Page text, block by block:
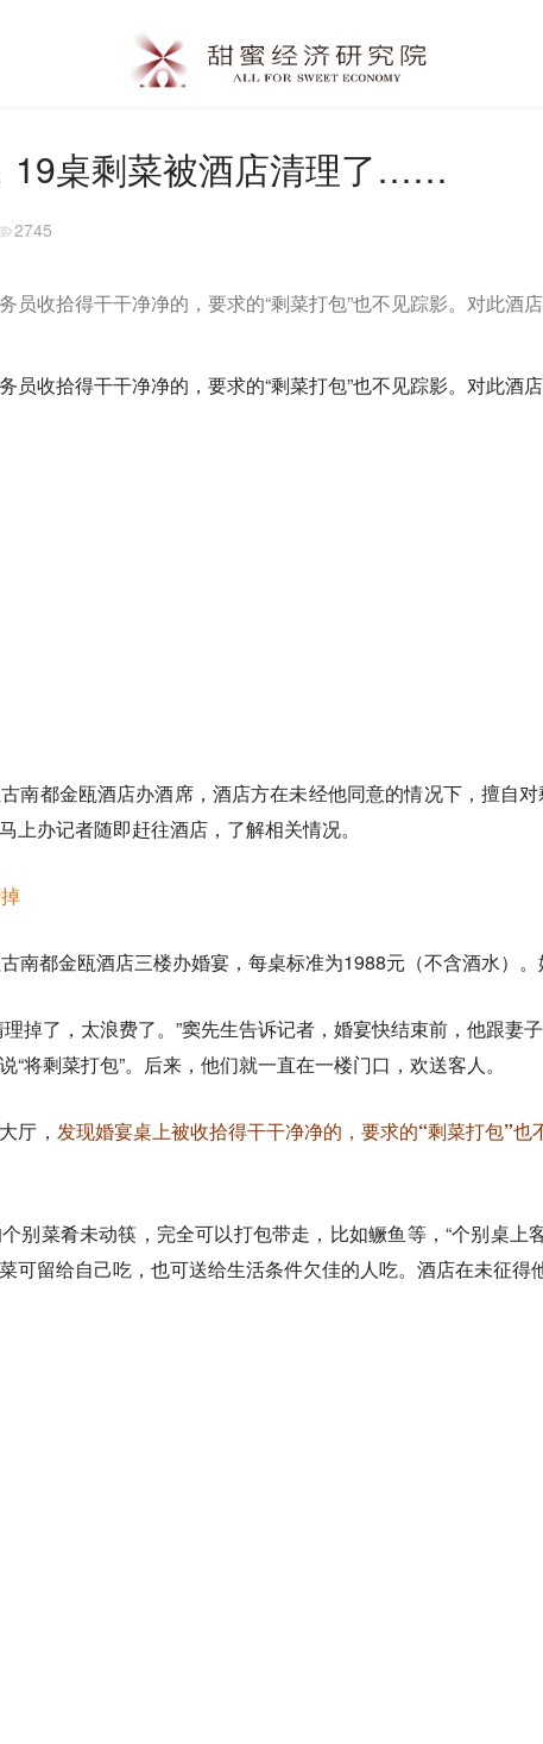
19桌剩菜被酒店清理了……
2745
员收拾得干干净净的，要求的“剩菜打包”也不见踪影。对此酒
员收拾得干干净净的，要求的“剩菜打包”也不见踪影。对此酒
南都金瓯酒店办酒席，酒店方在未经他同意的情况下，擅自
办记者随即赶往酒店，了解相关情况。
南都金瓯酒店三楼办婚宴，每桌标准为1988元（不含酒水）
掉了，太浪费了。”窦先生告诉记者，婚宴快结束前，他跟
将剩菜打包”。后来，他们就一直在一楼门口，欢送客人。
厅， 发现婚宴桌上被收拾得干干净净的，要求的“剩菜打包”也
别菜肴未动筷，完全可以打包带走，比如鳜鱼等，“个别桌
可留给自己吃，也可送给生活条件欠佳的人吃。酒店在未征